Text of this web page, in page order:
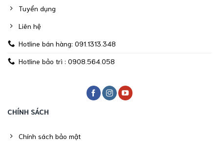
Tuyển dụng
Liên hệ
Hotline bán hàng: 091.1313.348
Hotline bảo trì : 0908.564.058
CHÍNH SÁCH
Chính sách bảo mật